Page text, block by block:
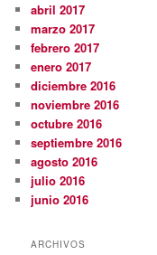
abril 2017
marzo 2017
febrero 2017
enero 2017
diciembre 2016
noviembre 2016
octubre 2016
septiembre 2016
agosto 2016
julio 2016
junio 2016
ARCHIVOS